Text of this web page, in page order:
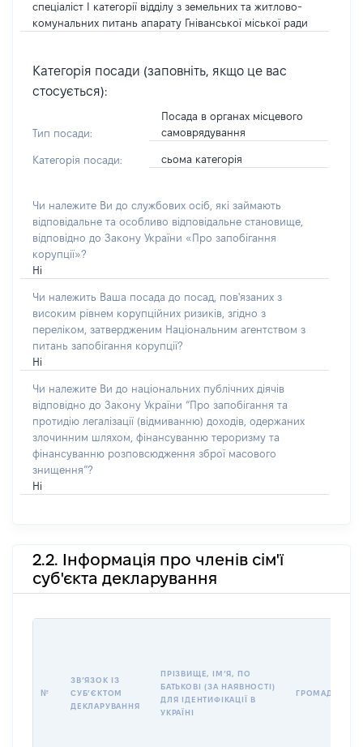
спеціаліст І категорії відділу з земельних та житлово-
комунальних питань апарату Гніванської міської ради
Категорія посади (заповніть, якщо це вас
стосується):
Тип посади:
Посада в органах місцевого
самоврядування
Категорія посади: сьома категорія
Чи належите Ви до службових осіб, які займають
відповідальне та особливо відповідальне становище,
відповідно до Закону України «Про запобігання
корупції»?
Ні
Чи належить Ваша посада до посад, пов'язаних з
високим рівнем корупційних ризиків, згідно з
переліком, затвердженим Національним агентством з
питань запобігання корупції?
Ні
Чи належите Ви до національних публічних діячів
відповідно до Закону України “Про запобігання та
протидію легалізації (відмиванню) доходів, одержаних
злочинним шляхом, фінансуванню тероризму та
фінансуванню розповсюдження зброї масового
знищення”?
Ні
2.2. Інформація про членів сім'ї
суб'єкта декларування
№
ЗВʼЯЗОК ІЗ
СУБʼЄКТОМ
ДЕКЛАРУВАННЯ
ПРІЗВИЩЕ, ІМʼЯ, ПО
БАТЬКОВІ (ЗА НАЯВНОСТІ)
ДЛЯ ІДЕНТИФІКАЦІЇ В
УКРАЇНІ